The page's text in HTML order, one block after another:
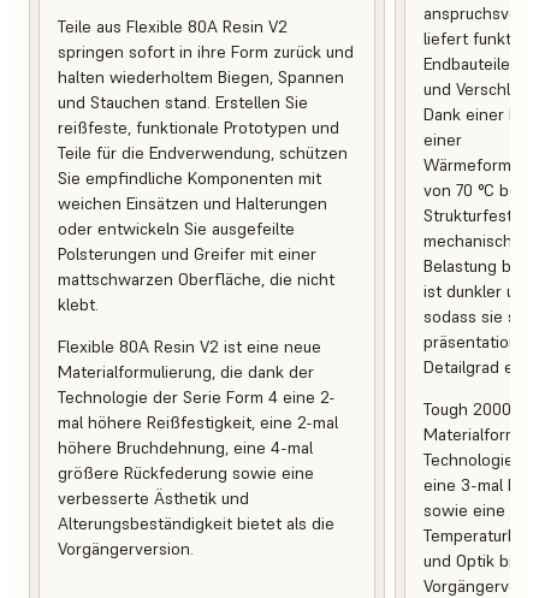
Teile aus Flexible 80A Resin V2
springen sofort in ihre Form zurück und
halten wiederholtem Biegen, Spannen
und Stauchen stand. Erstellen Sie
reißfeste, funktionale Prototypen und
Teile für die Endverwendung, schützen
Sie empfindliche Komponenten mit
weichen Einsätzen und Halterungen
oder entwickeln Sie ausgefeilte
Polsterungen und Greifer mit einer
mattschwarzen Oberfläche, die nicht
klebt.
Flexible 80A Resin V2 ist eine neue
Materialformulierung, die dank der
Technologie der Serie Form 4 eine 2-
mal höhere Reißfestigkeit, eine 2-mal
höhere Bruchdehnung, eine 4-mal
größere Rückfederung sowie eine
verbesserte Ästhetik und
Alterungsbeständigkeit bietet als die
Vorgängerversion.
liefert
Endbauteile,
und
Dank einer
einer
von 70 °C
mechanischer
Belastung bei.
ist dunkler
sodass sie
Detailgrad
Tough 2000
Technologie
eine 3-mal
sowie eine
und Optik